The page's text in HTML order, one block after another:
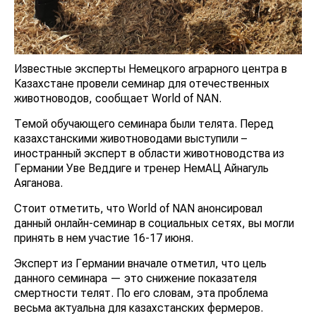
Известные эксперты Немецкого аграрного центра в
Казахстане провели семинар для отечественных
животноводов, сообщает World of NAN.
Темой обучающего семинара были телята. Перед
казахстанскими животноводами выступили –
иностранный эксперт в области животноводства из
Германии Уве Веддиге и тренер НемАЦ Айнагуль
Аяганова.
Стоит отметить, что World of NAN анонсировал
данный онлайн-семинар в социальных сетях, вы могли
принять в нем участие 16-17 июня.
Эксперт из Германии вначале отметил, что цель
данного семинара — это снижение показателя
смертности телят. По его словам, эта проблема
весьма актуальна для казахстанских фермеров.